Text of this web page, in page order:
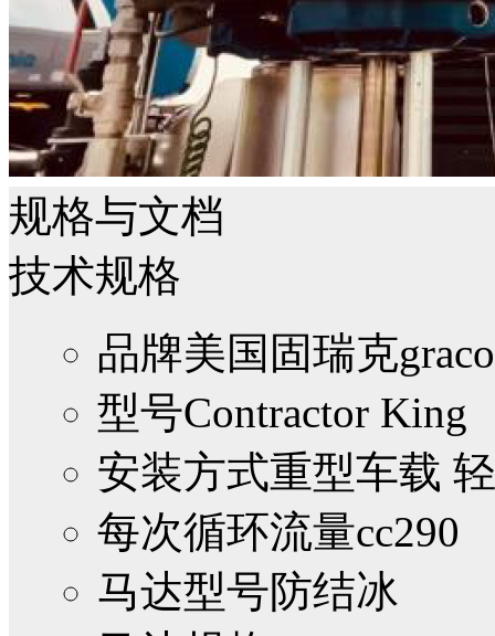
规格与文档
技术规格
品牌美国固瑞克graco
型号Contractor King
安装方式重型车载
每次循环流量cc290
马达型号防结冰